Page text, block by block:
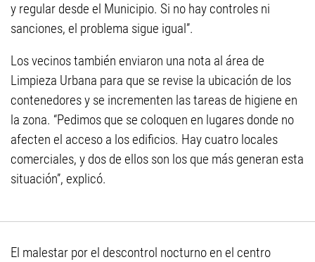
y regular desde el Municipio. Si no hay controles ni
sanciones, el problema sigue igual”.
Los vecinos también enviaron una nota al área de
Limpieza Urbana para que se revise la ubicación de los
contenedores y se incrementen las tareas de higiene en
la zona. “Pedimos que se coloquen en lugares donde no
afecten el acceso a los edificios. Hay cuatro locales
comerciales, y dos de ellos son los que más generan esta
situación”, explicó.
El malestar por el descontrol nocturno en el centro